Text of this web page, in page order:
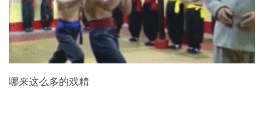
哪来这么多的戏精